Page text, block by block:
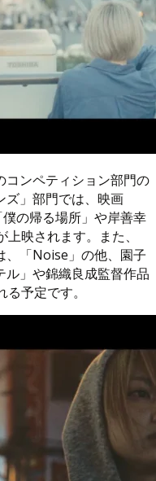
コンペティション部門の
ズ」部門では、映画
の帰る場所」や岸善幸
映されます。また、
、「Noise」の他、園子
」や錦織良成監督作品
予定です。